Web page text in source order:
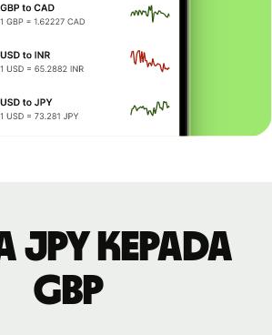
JPY kepada
GBP